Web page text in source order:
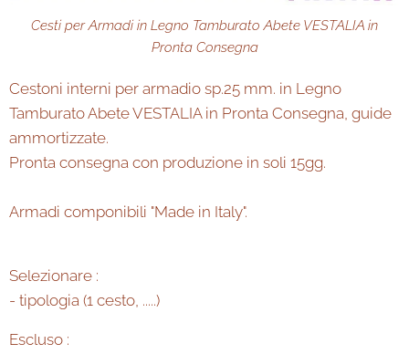
Cesti per Armadi in Legno Tamburato Abete VESTALIA in
Pronta Consegna
Cestoni interni per armadio sp.25 mm. in Legno
Tamburato Abete VESTALIA in Pronta Consegna, guide
ammortizzate.
Pronta consegna con produzione in soli 15gg.
Armadi componibili "Made in Italy".
Selezionare :
- tipologia (1 cesto, .....)
Escluso :